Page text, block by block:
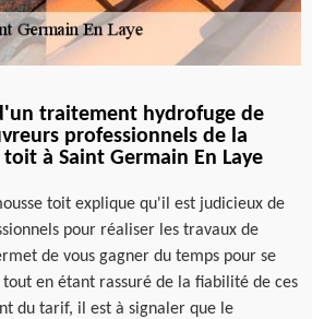
traitement hydrofuge de
professionnels de la
à Saint Germain En Laye
toit explique qu'il est judicieux de
pour réaliser les travaux de
de vous gagner du temps pour se
en étant rassuré de la fiabilité de ces
du tarif, il est à signaler que le